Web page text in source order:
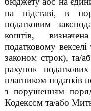
на підставі, в
податковим
коштів,
податковому
законом строк), та/
рахунок
платником податків
з порушенням
Кодексом та/або